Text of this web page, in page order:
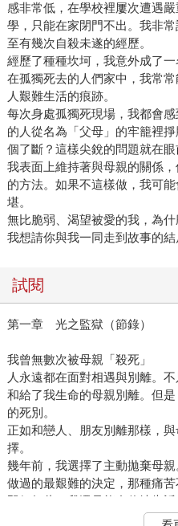
感非常低，在學校裡屢次遭遇
學，只能在家閉門不出。我非
至有幾次自殺未遂的經歷。
經歷了種種坎坷，我意外成了
在孤獨死去的人們家中，我常
人艱難生活的痕跡。
每次身處孤獨死現場，我都會
的人從名為「父母」的牢籠裡
個了斷？這樣尖銳的問題就在眼
我表面上維持著與母親的關係
的方法。如果不這樣做，我可
堪。
無比脆弱、渴望被愛的我，為
我想請你與我一同走到故事的結
試閱
第一章 光之監獄（節錄）
我曾無數次被母親「殺死」
人永遠都在面對相遇與別離。
和給了我生命的母親別離。但
的死別。
正如和戀人、朋友別離那樣，
擇。
幾年前，我選擇了主動拋棄母
做過的最艱難的決定，那種痛
即便如此，我還是能自信地告
痛苦，完全可以像分手一樣拋棄